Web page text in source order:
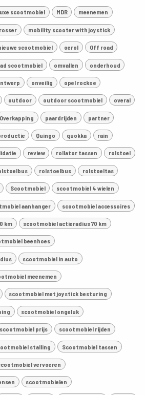
scootmobiel MDR meenemen
mobility scooter with joystick
scootmobiel oerol Off road
scootmobiel omvallen onderhoud
onveilig opel rocks e
outdoor outdoor scootmobiel overal
Overkapping paardrijden partner
Quingo quokka rain
review rollator tassen rolstoel
rolstoelbus rolstoeltas
Scootmobiel scootmobiel 4 wielen
aanhanger scootmobiel accessoires
km scootmobiel actieradius 70 km
beenhoes
scootmobiel in auto
meenemen
scootmobiel met joystick besturing
scootmobiel ongeluk
scootmobiel prijs scootmobiel rijden
stalling Scootmobiel tassen
vervoeren
scootmobielen